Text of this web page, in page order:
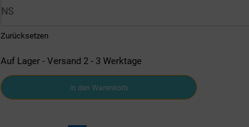
Zurücksetzen
Auf Lager - Versand 2 - 3 Werktage
Atomic
FOUR
JR
In den Warenkorb